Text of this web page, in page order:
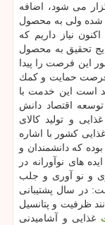
می شود، اضافه
شده ولی به محصول
نیاز داریم كه
تحقیق به محصول
این فرصت را پیدا
فرصت حمایت و كمك
است این خدمت با
اقتصاد دانش
و تولید كالای
كشور با اشاره
كه دانشمندان و
های نوآورانه در
و نو آوری و جلب
در سال پشتیبانی
ظرفیت و پتانسیل
غذایی و آشامیدنی